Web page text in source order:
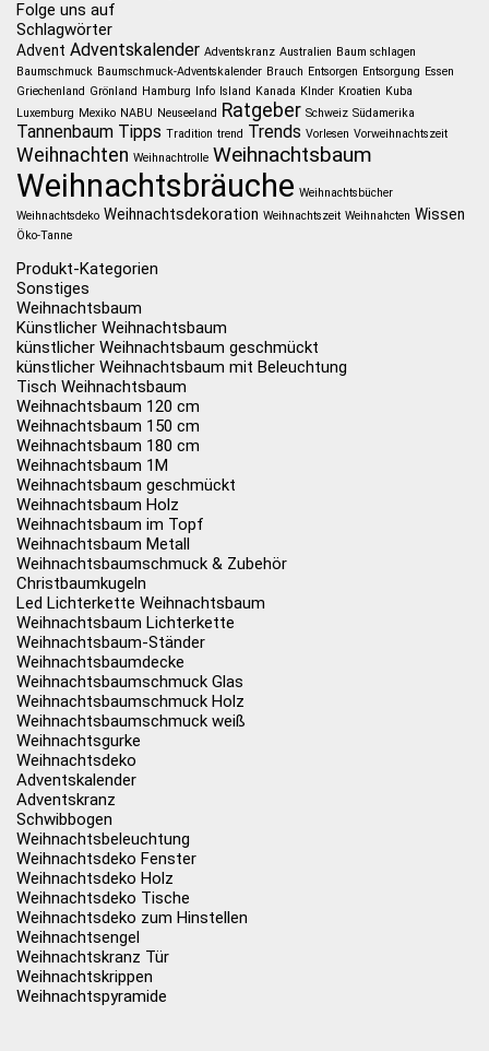
Folge uns auf
Schlagwörter
Advent Adventskalender Adventskranz Australien Baum schlagen
Baumschmuck Baumschmuck-Adventskalender Brauch Entsorgen Entsorgung Essen
Griechenland Grönland Hamburg Info Island Kanada KInder Kroatien Kuba
Luxemburg Mexiko NABU Neuseeland Ratgeber Schweiz Südamerika
Tannenbaum Tipps Tradition trend Trends Vorlesen Vorweihnachtszeit
Weihnachten Weihnachtrolle Weihnachtsbaum
Weihnachtsbräuche Weihnachtsbücher
Weihnachtsdeko Weihnachtsdekoration Weihnachtszeit Weihnahcten Wissen
Öko-Tanne
Produkt-Kategorien
Sonstiges
Weihnachtsbaum
Künstlicher Weihnachtsbaum
künstlicher Weihnachtsbaum geschmückt
künstlicher Weihnachtsbaum mit Beleuchtung
Tisch Weihnachtsbaum
Weihnachtsbaum 120 cm
Weihnachtsbaum 150 cm
Weihnachtsbaum 180 cm
Weihnachtsbaum 1M
Weihnachtsbaum geschmückt
Weihnachtsbaum Holz
Weihnachtsbaum im Topf
Weihnachtsbaum Metall
Weihnachtsbaumschmuck & Zubehör
Christbaumkugeln
Led Lichterkette Weihnachtsbaum
Weihnachtsbaum Lichterkette
Weihnachtsbaum-Ständer
Weihnachtsbaumdecke
Weihnachtsbaumschmuck Glas
Weihnachtsbaumschmuck Holz
Weihnachtsbaumschmuck weiß
Weihnachtsgurke
Weihnachtsdeko
Adventskalender
Adventskranz
Schwibbogen
Weihnachtsbeleuchtung
Weihnachtsdeko Fenster
Weihnachtsdeko Holz
Weihnachtsdeko Tische
Weihnachtsdeko zum Hinstellen
Weihnachtsengel
Weihnachtskranz Tür
Weihnachtskrippen
Weihnachtspyramide